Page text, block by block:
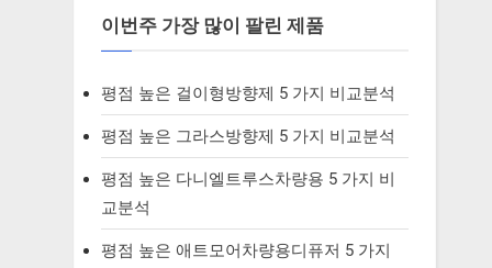
이번주 가장 많이 팔린 제품
평점 높은 걸이형방향제 5 가지 비교분석
평점 높은 그라스방향제 5 가지 비교분석
평점 높은 다니엘트루스차량용 5 가지 비
교분석
평점 높은 애트모어차량용디퓨저 5 가지